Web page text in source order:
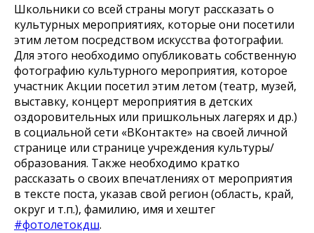
Школьники со всей страны могут рассказать о
культурных мероприятиях, которые они посетили
этим летом посредством искусства фотографии.
Для этого необходимо опубликовать собственную
фотографию культурного мероприятия, которое
участник Акции посетил этим летом (театр, музей,
выставку, концерт мероприятия в детских
оздоровительных или пришкольных лагерях и др.)
в социальной сети «ВКонтакте» на своей личной
странице или странице учреждения культуры/
образования. Также необходимо кратко
рассказать о своих впечатлениях от мероприятия
в тексте поста, указав свой регион (область, край,
округ и т.п.), фамилию, имя и хештег
#фотолетокдш.